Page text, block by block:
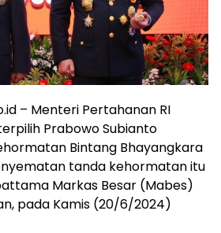
– Menteri Pertahanan RI
Prabowo Subianto
Bintang Bhayangkara
tanda kehormatan itu
Markas Besar (Mabes)
pada Kamis (20/6/2024)